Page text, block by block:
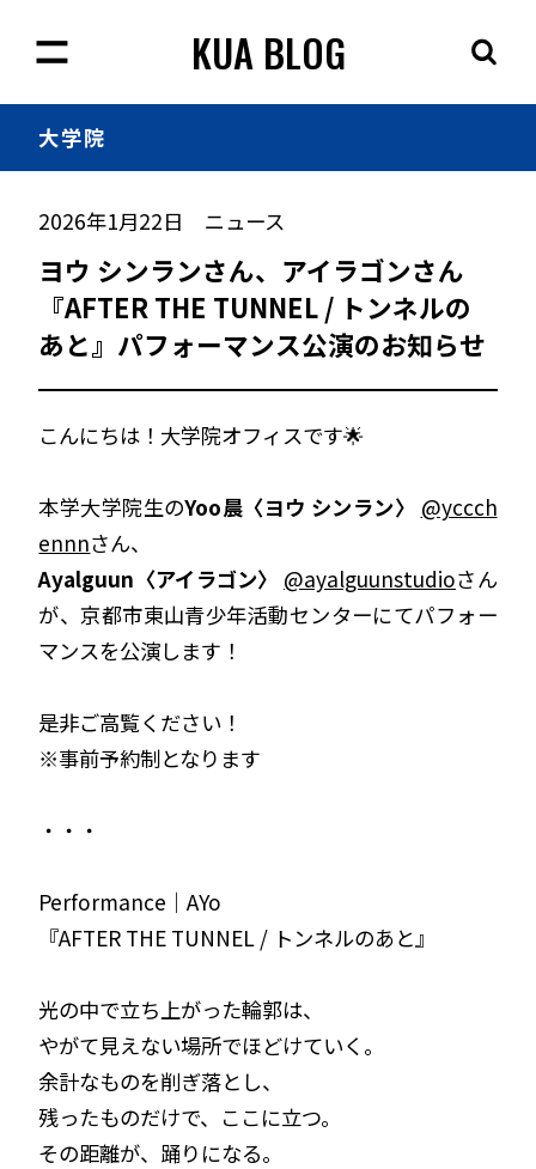
KUA BLOG
大学院
2026年1月22日 ニュース
ヨウ シンランさん、アイラゴンさん
『AFTER THE TUNNEL / トンネルの
あと』パフォーマンス公演のお知らせ
こんにちは！大学院オフィスです🌟
本学大学院生のYoo晨〈ヨウ シンラン〉 @yccch
ennnさん、
Ayalguun〈アイラゴン〉 @ayalguunstudioさん
が、京都市東山青少年活動センターにてパフォー
マンスを公演します！
是非ご高覧ください！
※事前予約制となります
・・・
Performance｜AYo
『AFTER THE TUNNEL / トンネルのあと』
光の中で立ち上がった輪郭は、
やがて見えない場所でほどけていく。
余計なものを削ぎ落とし、
残ったものだけで、ここに立つ。
その距離が、踊りになる。